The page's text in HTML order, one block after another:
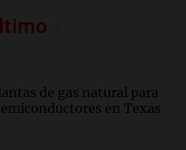
de gas natural para
en Texas